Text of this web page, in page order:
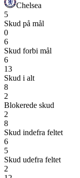
Chelsea
5
Skud på mål
0
6
Skud forbi mål
6
13
Skud i alt
8
2
Blokerede skud
2
8
Skud indefra feltet
6
5
Skud udefra feltet
2